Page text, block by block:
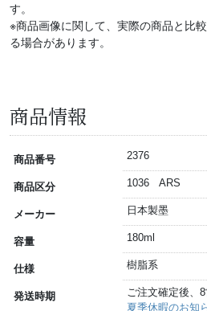
す。
※商品画像に関して、実際の商品と比
る場合があります。
商品情報
商品番号 2376
商品区分 1036 ARS
メーカー 日本製墨
容量 180ml
仕様 樹脂系
発送時期
ご注文確定後、
夏季休暇のお知